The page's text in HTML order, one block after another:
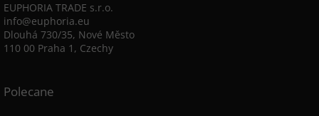
Polecane
EUPHORIA TRADE s.r.o.
info@euphoria.eu
Dlouhá 730/35, Nové Město
110 00 Praha 1, Czechy